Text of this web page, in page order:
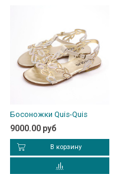
Босоножки Quis-Quis
9000.00 руб
В корзину